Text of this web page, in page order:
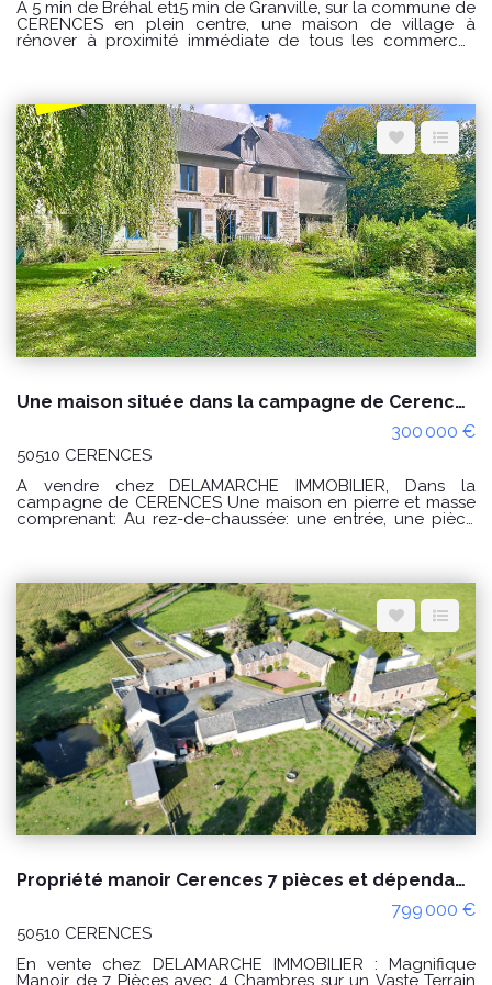
A 5 min de Bréhal et15 min de Granville, sur la commune de
CERENCES en plein centre, une maison de village à
rénover à proximité immédiate de tous les commerces
tout à l'égout PRIX : 79000€ Honoraires à la charge du
vendeur. CLASSE ENERGIE : F(391) ; CLASSE CLIMAT : F (86)
Logement à consommation excessive classé F. Montant
estimé des dépenses annuelles d'énergie pour un usage
standard : entre 2360 € et 3250 € / an Prix moyens des
énergies indexés sur les années 2021, 2022 et 2023
(abonnements compris) Les informations sur les risques
auxquels ce bien est exposé sont disponibles sur le site
Géorisques : www.georisques.gouv.fr Pour visiter
Delamarche immobilier Bréhal 02 33 91 40 41 ou contactez
GINARD Florian 0786274434
Une maison située dans la campagne de Cerences 4 pièces, environ 5 hectares de terres.
300 000 €
50510 CERENCES
A vendre chez DELAMARCHE IMMOBILIER, Dans la
campagne de CERENCES Une maison en pierre et masse
comprenant: Au rez-de-chaussée: une entrée, une pièce
palier desservant une chambre avec sanitaires, un couloir
desservant une seconde chambre avec une pièce à
usage de dressing. Un grenier aménageable au dessus.
Diverses dépendances et un hangar. Un grand bâtiment à
l'arrière de la maison à usage d'étables et une ancienne
boulangerie. Terrain d'environ 5 hectares. Puits. PRIX : 300
000€ Honoraires à la charge du vendeur. Classe énergie :
D (242) Classe climat : D (48) Montant estimé des dépenses
annuelles d'énergie pour un usage standard : entre 3230€
et 4440€ / an Date de référence des prix de l'énergie
utilisés pour établir cette estimation : 01/01/2021 "Les
informations sur les risques auxquels ce bien est exposé
sont disponibles sur le site Géorisques :
www.georisques.gouv.fr" Pour visiter : Agence
DELAMARCHE IMMO.COM Aurélien Etard au 06.29.76.85.09
Propriété manoir Cerences 7 pièces et dépendances, négociable !
799 000 €
50510 CERENCES
En vente chez DELAMARCHE IMMOBILIER : Magnifique
Manoir de 7 Pièces avec 4 Chambres sur un Vaste Terrain